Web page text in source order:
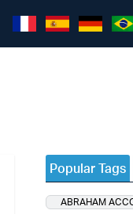
Popular Tags
ABRAHAM